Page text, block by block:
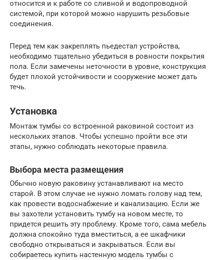
относится и к работе со сливной и водопроводной
системой, при которой можно нарушить резьбовые
соединения.
Перед тем как закреплять пьедестал устройства,
необходимо тщательно убедиться в ровности покрытия
пола. Если замечены неточности в уровне, конструкция
будет плохой устойчивости и сооружение может дать
течь.
Установка
Монтаж тумбы со встроенной раковиной состоит из
нескольких этапов. Чтобы успешно пройти все эти
этапы, нужно соблюдать некоторые правила.
Выбора места размещения
Обычно новую раковину устанавливают на место
старой. В этом случае не нужно ломать голову над тем,
как провести водоснабжение и канализацию. Если же
вы захотели установить тумбу на новом месте, то
придется решить эту проблему. Кроме того, сама мебель
должна спокойно туда вместиться, а ее шкафчики
свободно открываться и закрываться. Если вы
собираетесь купить настенную модель тумбы с